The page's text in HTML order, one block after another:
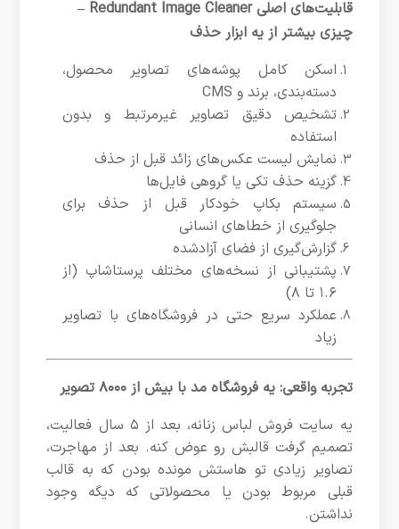
قابلیت‌های اصلی Redundant Image Cleaner –
چیزی بیشتر از یه ابزار حذف
اسکن کامل پوشه‌های تصاویر محصول،
دسته‌بندی، برند و CMS
تشخیص دقیق تصاویر غیرمرتبط و بدون
استفاده
نمایش لیست عکس‌های زائد قبل از حذف
گزینه حذف تکی یا گروهی فایل‌ها
سیستم بکاپ خودکار قبل از حذف برای
جلوگیری از خطاهای انسانی
گزارش‌گیری از فضای آزادشده
پشتیبانی از نسخه‌های مختلف پرستاشاپ (از
۱.۶ تا ۸)
عملکرد سریع حتی در فروشگاه‌های با تصاویر
زیاد
تجربه واقعی: یه فروشگاه مد با بیش از ۸۰۰۰ تصویر
یه سایت فروش لباس زنانه، بعد از ۵ سال فعالیت،
تصمیم گرفت قالبش رو عوض کنه. بعد از مهاجرت،
تصاویر زیادی تو هاستش مونده بودن که به قالب
قبلی مربوط بودن یا محصولاتی که دیگه وجود
نداشتن.